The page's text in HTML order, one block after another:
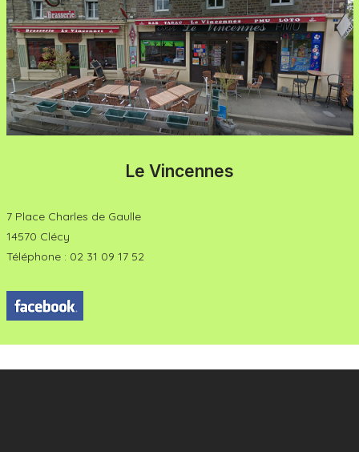
Le Vincennes
7 Place Charles de Gaulle
14570 Clécy
Téléphone : 02 31 09 17 52